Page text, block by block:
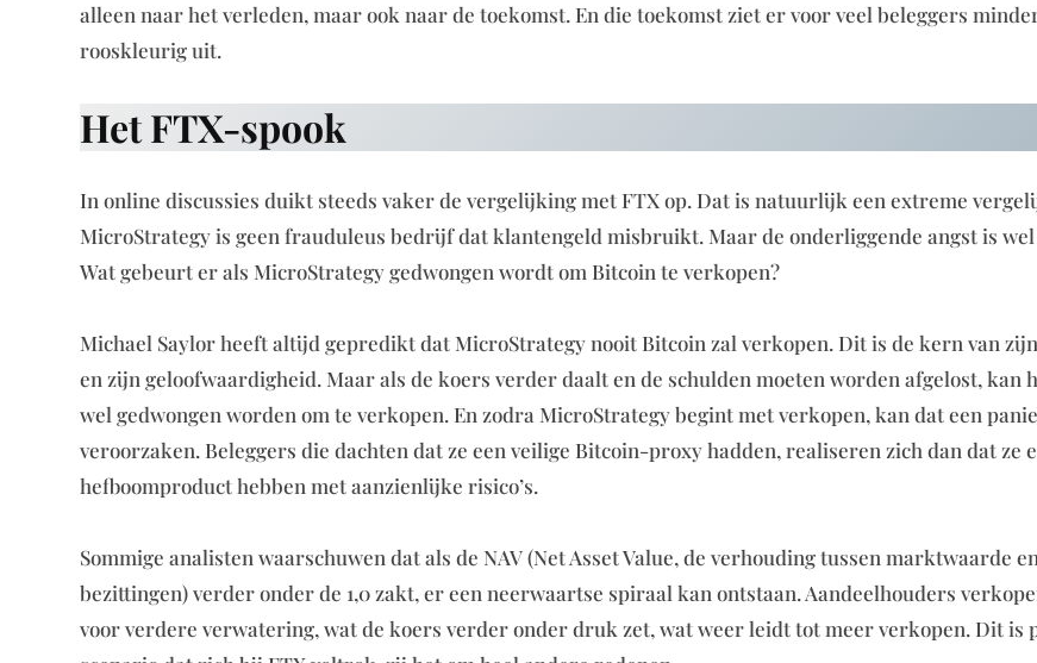
alleen naar het verleden, maar ook naar de toekomst. En die toekomst ziet er voor veel beleggers
rooskleurig uit.
Het FTX-spook
In online discussies duikt steeds vaker de vergelijking met FTX op. Dat is natuurlijk een extreme
MicroStrategy is geen frauduleus bedrijf dat klantengeld misbruikt. Maar de onderliggende angst is
Wat gebeurt er als MicroStrategy gedwongen wordt om Bitcoin te verkopen?
Michael Saylor heeft altijd gepredikt dat MicroStrategy nooit Bitcoin zal verkopen. Dit is de kern van
en zijn geloofwaardigheid. Maar als de koers verder daalt en de schulden moeten worden afgelost, kan
wel gedwongen worden om te verkopen. En zodra MicroStrategy begint met verkopen, kan dat een
veroorzaken. Beleggers die dachten dat ze een veilige Bitcoin-proxy hadden, realiseren zich dan dat ze
hefboomproduct hebben met aanzienlijke risico’s.
Sommige analisten waarschuwen dat als de NAV (Net Asset Value, de verhouding tussen marktwaarde en
bezittingen) verder onder de 1,0 zakt, er een neerwaartse spiraal kan ontstaan. Aandeelhouders
voor verdere verwatering, wat de koers verder onder druk zet, wat weer leidt tot meer verkopen. Dit is